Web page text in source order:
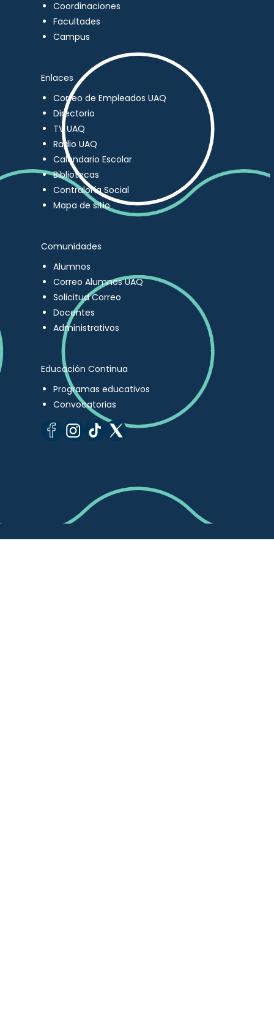
Coordinaciones
Facultades
Campus
Enlaces
Correo de Empleados UAQ
Directorio
TV UAQ
Radio UAQ
Calendario Escolar
Bibliotecas
Contraloría Social
Mapa de sitio
Comunidades
Alumnos
Correo Alumnos UAQ
Solicitud Correo
Docentes
Administrativos
Educación Continua
Programas educativos
Convocatorias